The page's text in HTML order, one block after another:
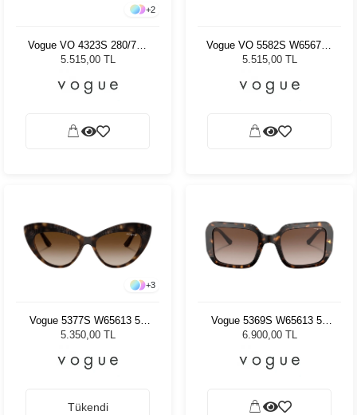
+2
Vogue VO 4323S 280/71 -
56 Kadın Güneş Gözlüğü
5.515,00 TL
Vogue VO 5582S W65673 -
53 Kadın Güneş Gözlüğü
5.515,00 TL
+3
Vogue 5377S W65613 52
Kadın Güneş Gözlüğü
5.350,00 TL
Tükendi
Vogue 5369S W65613 51
Kadın Güneş Gözlüğü
6.900,00 TL